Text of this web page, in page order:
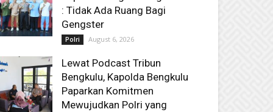
: Tidak Ada Ruang Bagi
Gengster
Polri August 6, 2026
Lewat Podcast Tribun
Bengkulu, Kapolda Bengkulu
Paparkan Komitmen
Mewujudkan Polri yang